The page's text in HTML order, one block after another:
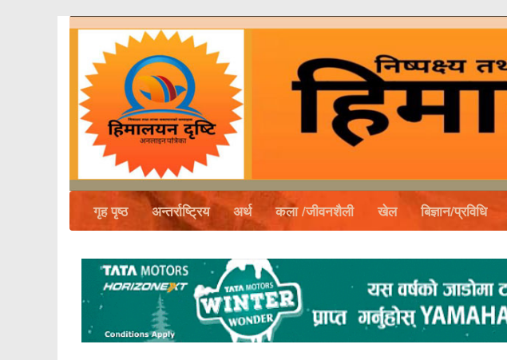
गृह पृष्ठ अन्तर्राष्ट्रिय अर्थ कला /जीवनशैली खेल बिज्ञान/प्रविधि